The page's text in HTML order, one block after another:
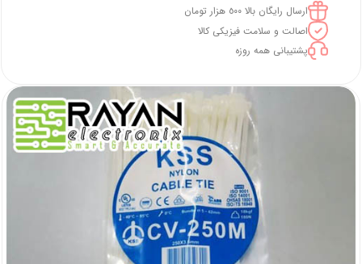
ارسال رایگان بالا ٥٠٠ هزار تومان
اصالت و سلامت فیزیکی کالا
پشتیبانی همه روزه